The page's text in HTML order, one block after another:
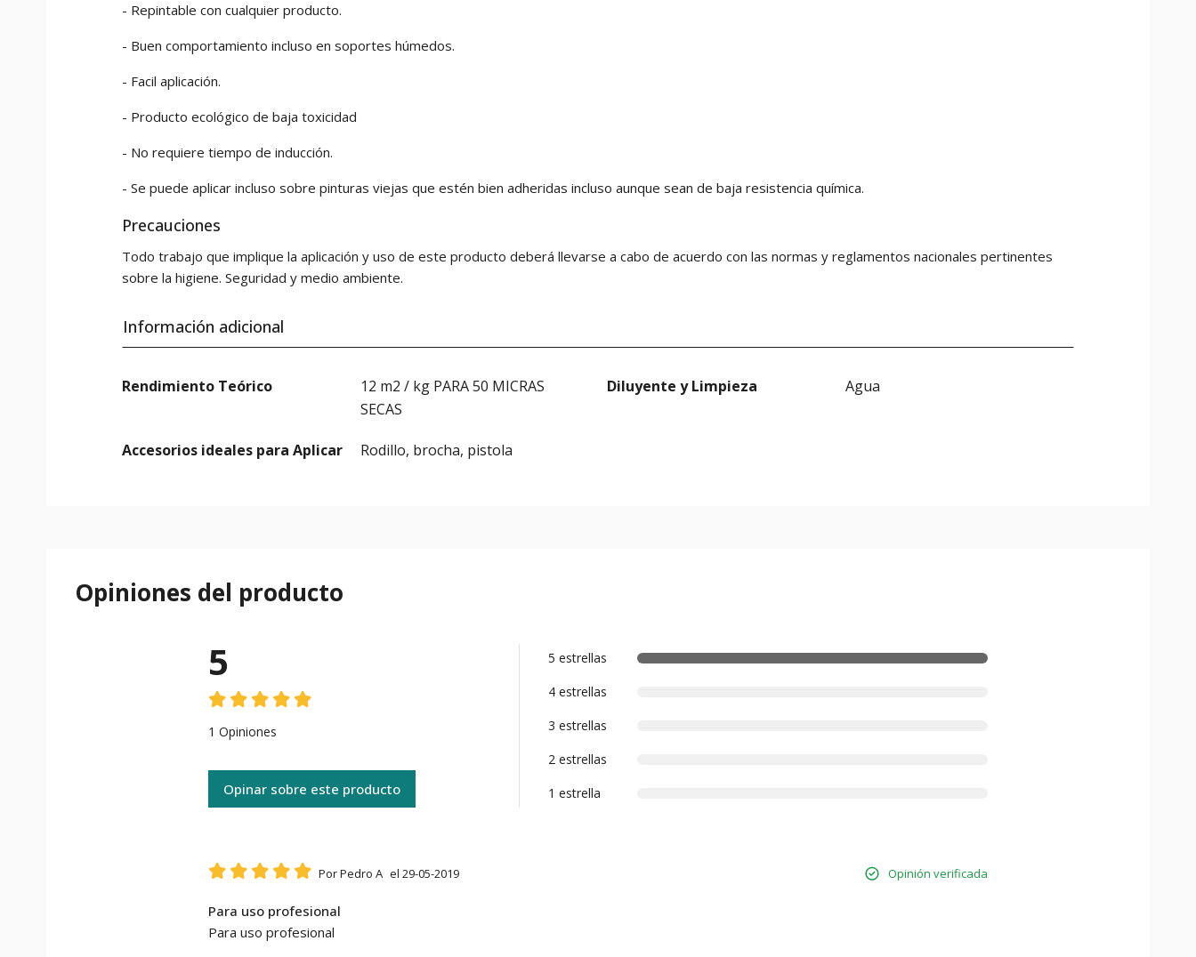
- Repintable con cualquier producto.
- Buen comportamiento incluso en soportes húmedos.
- Facil aplicación.
- Producto ecológico de baja toxicidad
- No requiere tiempo de inducción.
- Se puede aplicar incluso sobre pinturas viejas que estén bien adheridas incluso aunque sean de baja resistencia química.
Precauciones
Todo trabajo que implique la aplicación y uso de este producto deberá llevarse a cabo de acuerdo con las normas y reglamentos nacionales pertinentes
sobre la higiene. Seguridad y medio ambiente.
Información adicional
Rendimiento Teórico
12 m2 / kg PARA 50 MICRAS
SECAS
Diluyente y Limpieza Agua
Accesorios ideales para Aplicar Rodillo, brocha, pistola
Opiniones del producto
5
1 Opiniones
Opinar sobre este producto
5 estrellas
4 estrellas
3 estrellas
2 estrellas
1 estrella
Por Pedro A el 29-05-2019 Opinión verificada
Para uso profesional
Para uso profesional